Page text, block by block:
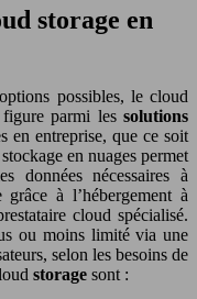
storage en
possibles, le cloud
figure parmi les solutions
en entreprise, que ce soit
en nuages permet
données nécessaires à
à l’hébergement à
cloud spécialisé.
ou moins limité via une
selon les besoins de
storage sont :